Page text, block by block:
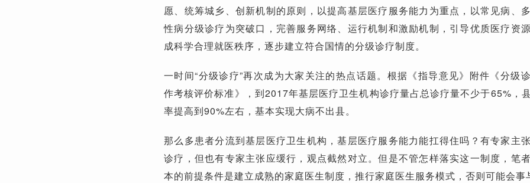
愿、统筹城乡、创新机制的原则，以提高基层医疗服务能力为重点，以常见病、
性病分级诊疗为突破口，完善服务网络、运行机制和激励机制，引导优质医疗资
成科学合理就医秩序，逐步建立符合国情的分级诊疗制度。
一时间“分级诊疗”再次成为大家关注的热点话题。根据《指导意见》附件《分级
作考核评价标准》，到2017年基层医疗卫生机构诊疗量占总诊疗量不少于65%，
率提高到90%左右，基本实现大病不出县。
那么多患者分流到基层医疗卫生机构，基层医疗服务能力能扛得住吗？有专家主
诊疗，但也有专家主张应缓行，观点截然对立。但是不管怎样落实这一制度，笔
本的前提条件是建立成熟的家庭医生制度，推行家庭医生服务模式，否则可能会事